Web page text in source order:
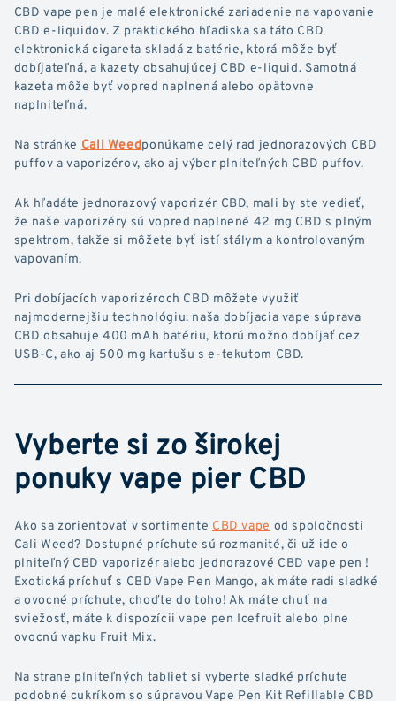
CBD vape pen je malé elektronické zariadenie na vapovanie
CBD e-liquidov. Z praktického hľadiska sa táto CBD
elektronická cigareta skladá z batérie, ktorá môže byť
dobíjateľná, a kazety obsahujúcej CBD e-liquid. Samotná
kazeta môže byť vopred naplnená alebo opätovne
naplniteľná.
Na stránke Cali Weedponúkame celý rad jednorazových CBD
puffov a vaporizérov, ako aj výber plniteľných CBD puffov.
Ak hľadáte jednorazový vaporizér CBD, mali by ste vedieť,
že naše vaporizéry sú vopred naplnené 42 mg CBD s plným
spektrom, takže si môžete byť istí stálym a kontrolovaným
vapovaním.
Pri dobíjacích vaporizéroch CBD môžete využiť
najmodernejšiu technológiu: naša dobíjacia vape súprava
CBD obsahuje 400 mAh batériu, ktorú možno dobíjať cez
USB-C, ako aj 500 mg kartušu s e-tekutom CBD.
Vyberte si zo širokej
ponuky vape pier CBD
Ako sa zorientovať v sortimente CBD vape od spoločnosti
Cali Weed? Dostupné príchute sú rozmanité, či už ide o
plniteľný CBD vaporizér alebo jednorazové CBD vape pen !
Exotická príchuť s CBD Vape Pen Mango, ak máte radi sladké
a ovocné príchute, choďte do toho! Ak máte chuť na
sviežosť, máte k dispozícii vape pen Icefruit alebo plne
ovocnú vapku Fruit Mix.
Na strane plniteľných tabliet si vyberte sladké príchute
podobné cukríkom so súpravou Vape Pen Kit Refillable CBD